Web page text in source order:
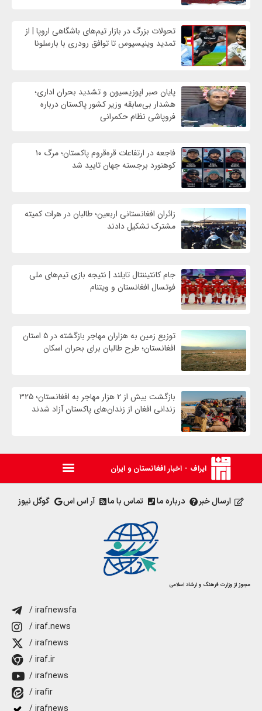
تحولات بزرگ در بازار تیم‌های باشگاهی اروپا | از
تمدید وینیسیوس تا توافق رودری با بارسلونا
پایان صبر اپوزیسیون و تشدید بحران اداری؛
هشدار بی‌سابقه وزیر کشور پاکستان درباره
فروپاشی نظام حکمرانی
فاجعه در ارتفاعات قره‌قروم پاکستان؛ مرگ ۱۰
کوهنورد برجسته جهان تایید شد
زائران افغانستانی اربعین؛ طالبان در هرات کمیته
مشترک تشکیل دادند
جام کانتیننتال تایلند | نتیجه بازی تیم‌های ملی
فوتسال افغانستان و ویتنام
توزیع زمین به هزاران مهاجر بازگشته در ۵ استان
افغانستان؛ طرح طالبان برای بحران اسکان
بازگشت بیش از ۲ هزار مهاجر به افغانستان؛ ۳۲۵
زندانی افغان از زندان‌های پاکستان آزاد شدند
ایراف - اخبار افغانستان و ایران
ارسال خبر درباره ما تماس با ما آر اس اس گوگل نیوز
مجوز از وزارت فرهنگ و ارشاد اسلامی
/ irafnewsfa
/ iraf.news
/ irafnews
/ iraf.ir
/ irafnews
/ irafir